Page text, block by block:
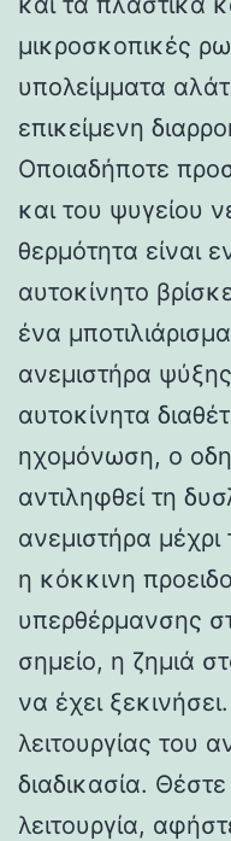
μικροσκοπικές
υπολείμματα
επικείμενη
Οποιαδήποτε
και του ψυγείου
θερμότητα είναι
αυτοκίνητο
ένα
ανεμιστήρα
αυτοκίνητα
ηχομόνωση, ο
αντιληφθεί τη
ανεμιστήρα
η κόκκινη
υπερθέρμανσης
σημείο, η ζημιά
να έχει
λειτουργίας του
διαδικασία.
λειτουργία,